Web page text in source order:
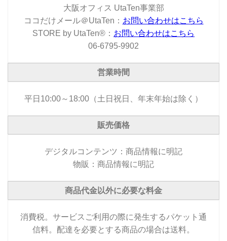
大阪オフィス UtaTen事業部
ココだけメール＠UtaTen： お問い合わせはこちら
STORE by UtaTen®： お問い合わせはこちら
06-6795-9902
営業時間
平日10:00～18:00（土日祝日、年末年始は除く）
販売価格
デジタルコンテンツ：商品情報に明記
物販：商品情報に明記
商品代金以外に必要な料金
消費税。サービスご利用の際に発生するパケット通
信料。配達を必要とする商品の場合は送料。